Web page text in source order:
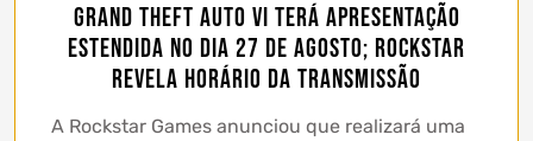
Grand Theft Auto VI terá apresentação
estendida no dia 27 de agosto; Rockstar
revela horário da transmissão
A Rockstar Games anunciou que realizará uma